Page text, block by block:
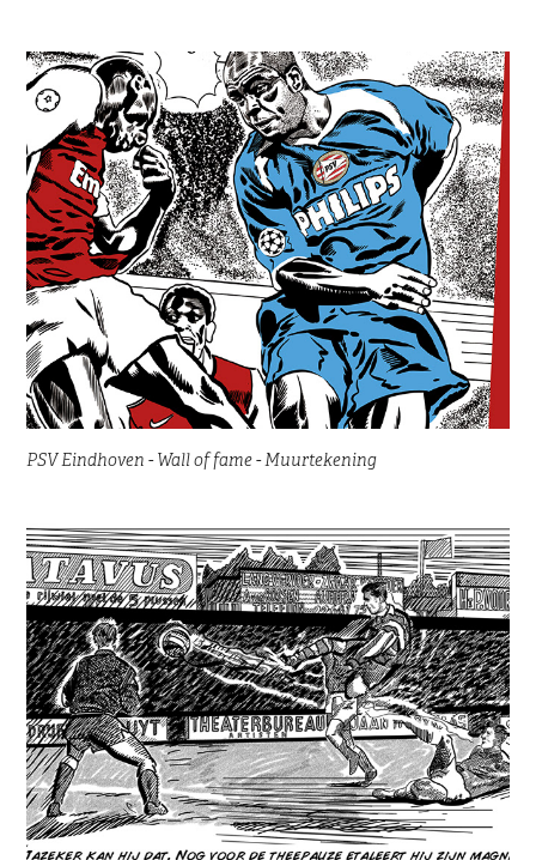
PSV Eindhoven - Wall of fame - Muurtekening